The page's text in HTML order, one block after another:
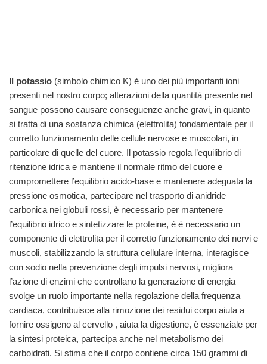
Il potassio (simbolo chimico K) è uno dei più importanti ioni
presenti nel nostro corpo; alterazioni della quantità presente nel
sangue possono causare conseguenze anche gravi, in quanto
si tratta di una sostanza chimica (elettrolita) fondamentale per il
corretto funzionamento delle cellule nervose e muscolari, in
particolare di quelle del cuore. Il potassio regola l’equilibrio di
ritenzione idrica e mantiene il normale ritmo del cuore e
compromettere l’equilibrio acido-base e mantenere adeguata la
pressione osmotica, partecipare nel trasporto di anidride
carbonica nei globuli rossi, è necessario per mantenere
l’equilibrio idrico e sintetizzare le proteine, è è necessario un
componente di elettrolita per il corretto funzionamento dei nervi e
muscoli, stabilizzando la struttura cellulare interna, interagisce
con sodio nella prevenzione degli impulsi nervosi, migliora
l’azione di enzimi che controllano la generazione di energia
svolge un ruolo importante nella regolazione della frequenza
cardiaca, contribuisce alla rimozione dei residui corpo aiuta a
fornire ossigeno al cervello , aiuta la digestione, è essenziale per
la sintesi proteica, partecipa anche nel metabolismo dei
carboidrati. Si stima che il corpo contiene circa 150 grammi di